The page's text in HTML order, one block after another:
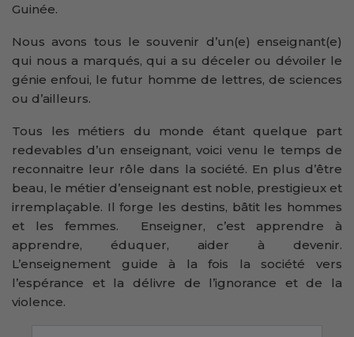
Guinée.
Nous avons tous le souvenir d’un(e) enseignant(e)
qui nous a marqués, qui a su déceler ou dévoiler le
génie enfoui, le futur homme de lettres, de sciences
ou d’ailleurs.
Tous les métiers du monde étant quelque part
redevables d’un enseignant, voici venu le temps de
reconnaitre leur rôle dans la société. En plus d’être
beau, le métier d’enseignant est noble, prestigieux et
irremplaçable. Il forge les destins, bâtit les hommes
et les femmes. Enseigner, c’est apprendre à
apprendre, éduquer, aider à devenir.
L’enseignement guide à la fois la société vers
l’espérance et la délivre de l’ignorance et de la
violence.